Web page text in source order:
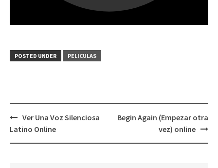
POSTED UNDER PELICULAS
Post
navigation
Ver Una Voz Silenciosa
Latino Online
Begin Again (Empezar otra
vez) online